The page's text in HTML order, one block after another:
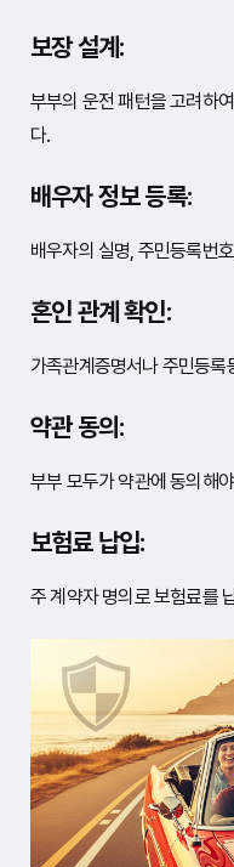
보장 설계:
부부의 운전 패턴을 고려하
다.
배우자 정보 등록:
배우자의 실명, 주민등록번
혼인 관계 확인:
가족관계증명서나 주민등
약관 동의:
부부 모두가 약관에 동의해
보험료 납입:
주 계약자 명의로 보험료를